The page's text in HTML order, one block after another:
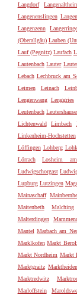
Langdorf
Langenenslingen
Langenzenn
(Oberallgäu) Lauben
Lauf (Pegnitz) Laufach
Lautenbach Lauter
Lebach Lechbruck am
Leimen
Leinach
Lengenwang Lenggries
Leutenbach
Lichtenwald
Limbach
Linkenheim-Hochstetten
Löffingen Lohberg
Lörrach
Losheim
Ludwigschorgast
Lupburg Lutzingen
Mainaschaff
Maitenbeth
Malching
Malterdingen
Mantel Marbach am
Marklkofen Markt
Markt Nordheim Markt
Marktgraitz
Marktredwitz
Marloffstein